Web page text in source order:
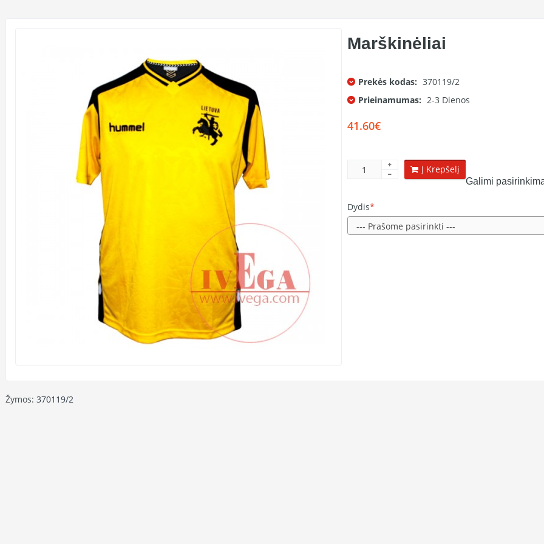
Marškinėliai
Prekės kodas: 370119/2
Prieinamumas: 2-3 Dienos
41.60€
Į Krepšelį
Galimi
Dydis
Žymos: 370119/2